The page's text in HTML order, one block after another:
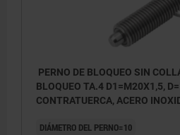
PERNO DE BLOQUEO SIN
BLOQUEO TA.4 D1=M20X1,5,
CONTRATUERCA, ACERO
DIÁMETRO DEL PERNO=10